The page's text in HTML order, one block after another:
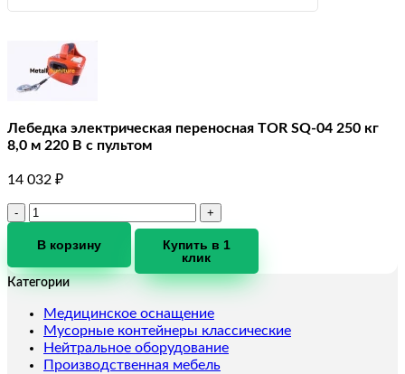
Лебедка электрическая переносная TOR SQ-04 250 кг
8,0 м 220 В с пультом
14 032 ₽
Количество
Лебедка
переносная
SQ-
04
250
кг
В корзину
Купить в 1
клик
Категории
Медицинское оснащение
Мусорные контейнеры классические
Нейтральное оборудование
Производственная мебель